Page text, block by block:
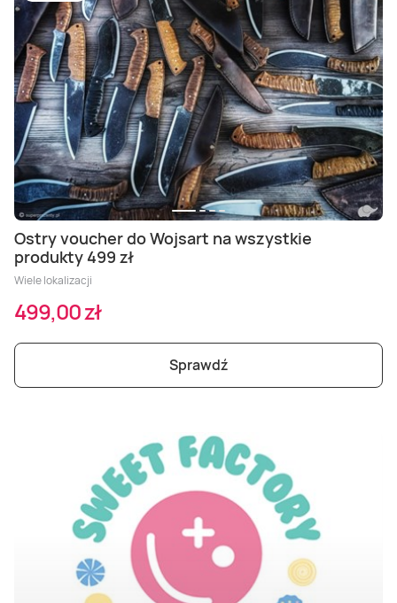
Ostry voucher do Wojsart na wszystkie
produkty 499 zł
Wiele lokalizacji
499,00 zł
Sprawdź